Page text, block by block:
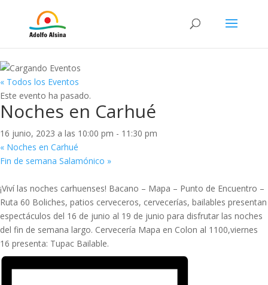
« Todos los Eventos
Este evento ha pasado.
Noches en Carhué
16 junio, 2023 a las 10:00 pm - 11:30 pm
« Noches en Carhué
Fin de semana Salamónico »
¡Viví las noches carhuenses! Bacano – Mapa – Punto de Encuentro –
Ruta 60 Boliches, patios cerveceros, cervecerías, bailables presentan
espectáculos del 16 de junio al 19 de junio para disfrutar las noches
del fin de semana largo. Cervecería Mapa en Colon al 1100,viernes
16 presenta: Tupac Bailable.